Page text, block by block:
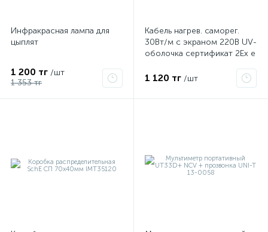
Инфракрасная лампа для
цыплят
1 200 тг /шт
1 353 тг
Кабель нагрев. саморег.
30Вт/м с экраном 220В UV-
оболочка сертификат 2Ex e
PHC-30
1 120 тг /шт